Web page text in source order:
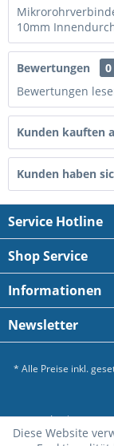
10mm
Bewertungen
0
Bewertungen
Kunden kauften
Kunden haben
Service Hotline
Shop Service
Informationen
Newsletter
* Alle Preise inkl.
Kontakt
Diese Website